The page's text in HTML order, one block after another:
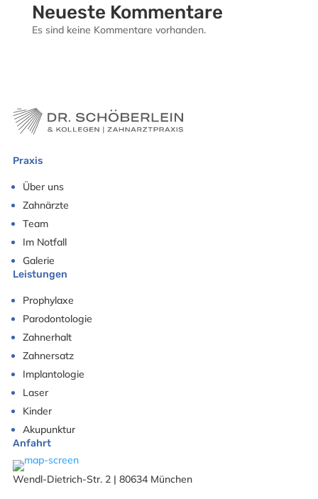
Neueste Kommentare
Es sind keine Kommentare vorhanden.
Praxis
Über uns
Zahnärzte
Team
Im Notfall
Galerie
Leistungen
Prophylaxe
Parodontologie
Zahnerhalt
Zahnersatz
Implantologie
Laser
Kinder
Akupunktur
Anfahrt
Wendl-Dietrich-Str. 2 | 80634 München